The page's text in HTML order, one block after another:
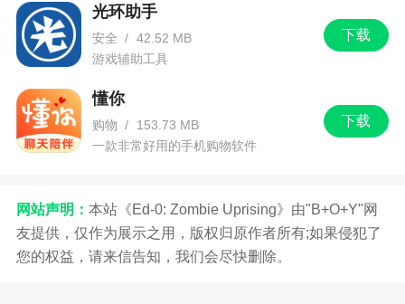
下载
光环助手
安全 / 42.52 MB
游戏辅助工具
下载
懂你
购物 /
153.73 MB
一款非常好用的手机购物软件
网站声明： 本站《Ed-0: Zombie Uprising》由"B+O+Y"网
友提供，仅作为展示之用，版权归原作者所有;如果侵犯了
您的权益，请来信告知，我们会尽快删除。